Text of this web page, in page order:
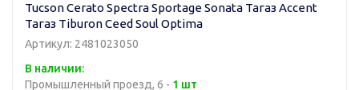
Tucson Cerato Spectra Sportage Sonata Тагаз Accent
Тагаз Tiburon Ceed Soul Optima
Артикул: 2481023050
В наличии:
Промышленный проезд, 6 - 1 шт